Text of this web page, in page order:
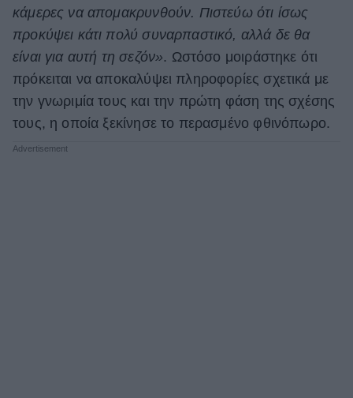
κάμερες να απομακρυνθούν. Πιστεύω ότι ίσως
προκύψει κάτι πολύ συναρπαστικό, αλλά δε θα
είναι για αυτή τη σεζόν». Ωστόσο μοιράστηκε ότι
πρόκειται να αποκαλύψει πληροφορίες σχετικά με
την γνωριμία τους και την πρώτη φάση της σχέσης
τους, η οποία ξεκίνησε το περασμένο φθινόπωρο.